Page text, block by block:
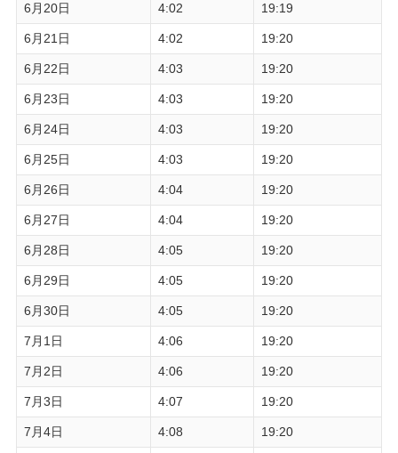
6月20日 4:02 19:19
6月21日 4:02 19:20
6月22日 4:03 19:20
6月23日 4:03 19:20
6月24日 4:03 19:20
6月25日 4:03 19:20
6月26日 4:04 19:20
6月27日 4:04 19:20
6月28日 4:05 19:20
6月29日 4:05 19:20
6月30日 4:05 19:20
7月1日 4:06 19:20
7月2日 4:06 19:20
7月3日 4:07 19:20
7月4日 4:08 19:20